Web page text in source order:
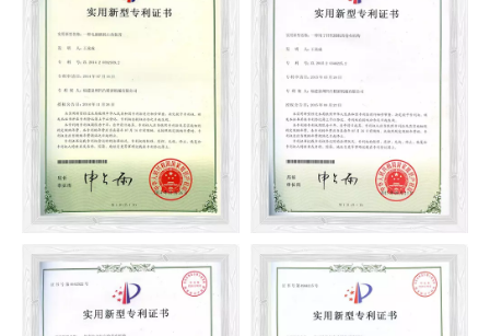
Thiết bị góc núi của máy
đan ba chức năng và lắp
ráp kim đan phù hợp
Cơ chế Jacquard của máy
lót liền mạch